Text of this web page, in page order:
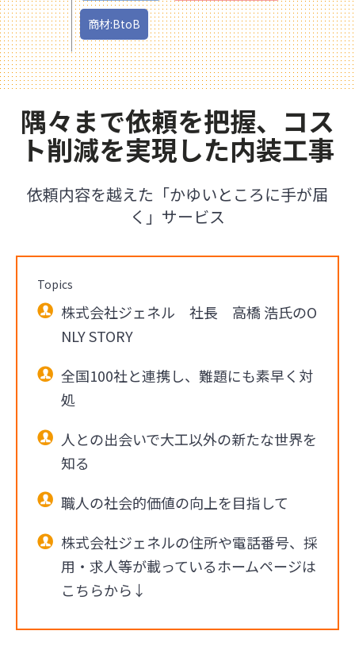
商材:BtoB
隅々まで依頼を把握、コス
ト削減を実現した内装工事
依頼内容を越えた「かゆいところに手が届
く」サービス
Topics
株式会社ジェネル 社長 高橋 浩氏のO
NLY STORY
全国100社と連携し、難題にも素早く対
処
人との出会いで大工以外の新たな世界を
知る
職人の社会的価値の向上を目指して
株式会社ジェネルの住所や電話番号、採
用・求人等が載っているホームページは
こちらから↓